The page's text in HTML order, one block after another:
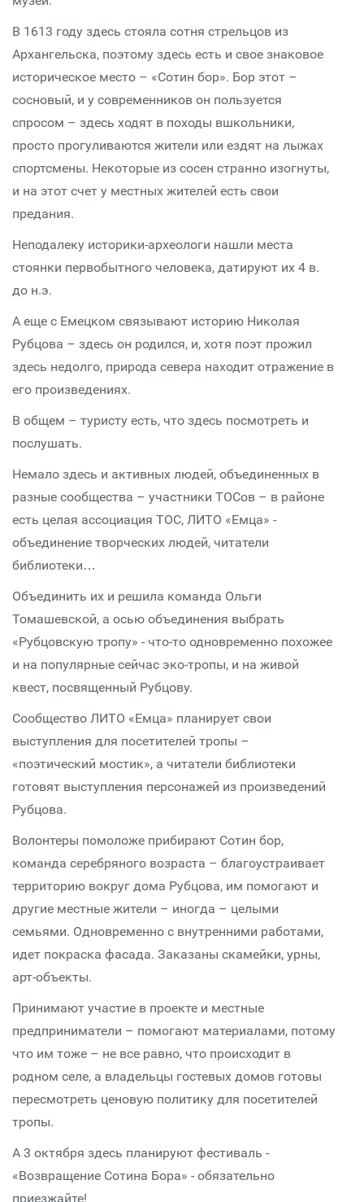
В 1613 году здесь стояла сотня стрельцов из
Архангельска, поэтому здесь есть и свое знаковое
историческое место – «Сотин бор». Бор этот –
сосновый, и у современников он пользуется
спросом – здесь ходят в походы вшкольники,
просто прогуливаются жители или ездят на лыжах
спортсмены. Некоторые из сосен странно изогнуты,
и на этот счет у местных жителей есть свои
предания.
Неподалеку историки-археологи нашли места
стоянки первобытного человека, датируют их 4 в.
до н.э.
А еще с Емецком связывают историю Николая
Рубцова – здесь он родился, и, хотя поэт прожил
здесь недолго, природа севера находит отражение в
его произведениях.
В общем – туристу есть, что здесь посмотреть и
послушать.
Немало здесь и активных людей, объединенных в
разные сообщества – участники ТОСов – в районе
есть целая ассоциация ТОС, ЛИТО «Емца» -
объединение творческих людей, читатели
библиотеки…
Объединить их и решила команда Ольги
Томашевской, а осью объединения выбрать
«Рубцовскую тропу» - что-то одновременно похожее
и на популярные сейчас эко-тропы, и на живой
квест, посвященный Рубцову.
Сообщество ЛИТО «Емца» планирует свои
выступления для посетителей тропы –
«поэтический мостик», а читатели библиотеки
готовят выступления персонажей из произведений
Рубцова.
Волонтеры помоложе прибирают Сотин бор,
команда серебряного возраста – благоустраивает
территорию вокруг дома Рубцова, им помогают и
другие местные жители – иногда – целыми
семьями. Одновременно с внутренними работами,
идет покраска фасада. Заказаны скамейки, урны,
арт-объекты.
Принимают участие в проекте и местные
предприниматели – помогают материалами, потому
что им тоже – не все равно, что происходит в
родном селе, а владельцы гостевых домов готовы
пересмотреть ценовую политику для посетителей
тропы.
А 3 октября здесь планируют фестиваль -
«Возвращение Сотина Бора» - обязательно
приезжайте!